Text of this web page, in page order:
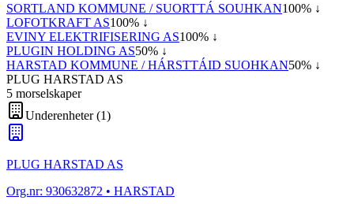
SORTLAND KOMMUNE / SUORTTÁ SOUHKAN100% ↓
LOFOTKRAFT AS100% ↓
EVINY ELEKTRIFISERING AS100% ↓
PLUGIN HOLDING AS50% ↓
HARSTAD KOMMUNE / HÁRSTTÁID SUOHKAN50% ↓
PLUG HARSTAD AS
5 morselskaper
Underenheter(1)
PLUG HARSTAD AS
Org.nr: 930632872 • HARSTAD